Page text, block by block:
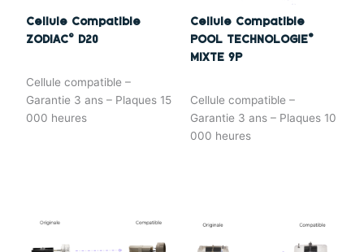
Cellule Compatible
ZODIAC© D20
Cellule compatible –
Garantie 3 ans – Plaques 15
000 heures
Cellule Compatible
POOL TECHNOLOGIE®
MIXTE 9P
Cellule compatible –
Garantie 3 ans – Plaques 10
000 heures